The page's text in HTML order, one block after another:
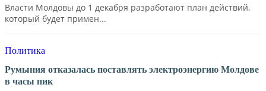
Власти Молдовы до 1 декабря разработают план действий,
который будет примен...
Политика
Румыния отказалась поставлять электроэнергию Молдове
в часы пик